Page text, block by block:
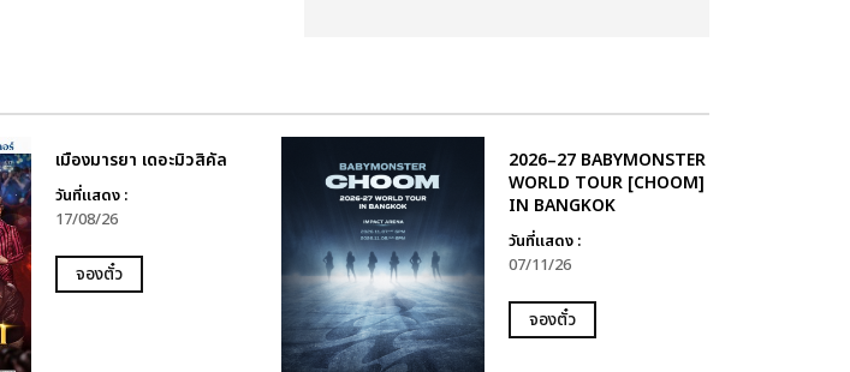
เมืองมารยา เดอะมิวสิคัล
วันที่แสดง :
17/08/26
จองตั๋ว
2026–27 BABYMONSTER
WORLD TOUR [CHOOM]
IN BANGKOK
วันที่แสดง :
07/11/26
จองตั๋ว